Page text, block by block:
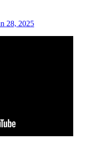
28, 2025